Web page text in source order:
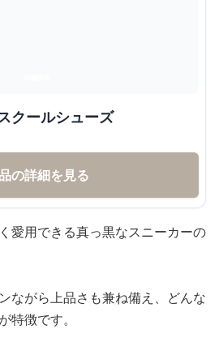
クールシューズ
の詳細を見る
愛用できる真っ黒なスニーカーの
ながら上品さも兼ね備え、どんな
特徴です。